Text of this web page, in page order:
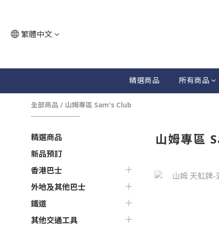
繁體中文
精選商品 所有商品
全部商品 / 山姆專區 Sam's Club
精選商品
新品預訂
香港巴士
外地及其他巴士
鐵道
其他交通工具
山姆專區